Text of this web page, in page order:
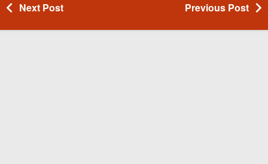
Next Post Previous Post